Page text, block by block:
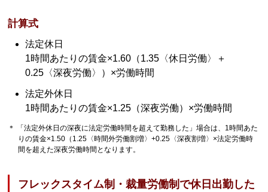
計算式
法定休日
1時間あたりの賃金×1.60（1.35〈休日労働〉＋
0.25〈深夜労働〉）×労働時間
法定外休日
1時間あたりの賃金×1.25（深夜労働）×労働時間
＊ 「法定外休日の深夜に法定労働時間を超えて勤務した」場合は、1時間あた
りの賃金×1.50（1.25〈時間外労働割増〉+0.25〈深夜割増〉×法定労働時
間を超えた深夜労働時間となります。
フレックスタイム制・裁量労働制で休日出勤した